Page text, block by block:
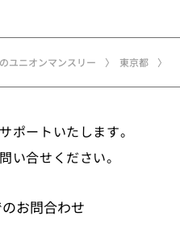
ユニオンマンスリー 東京都
のIDおよびパスワー
ジットカードに関す
する情報 端末識別
、クッキーデータおよ
らびにクッキーIDや広
ポートいたします。
い合せください。
お問合わせ